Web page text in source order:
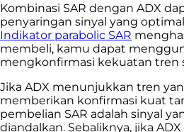
Kombinasi SAR dengan ADX
penyaringan sinyal yang
Indikator parabolic SAR
membeli, kamu dapat
mengkonfirmasi kekuatan tren
Jika ADX menunjukkan tren
memberikan konfirmasi kuat
pembelian SAR adalah sinyal
diandalkan. Sebaliknya, jika